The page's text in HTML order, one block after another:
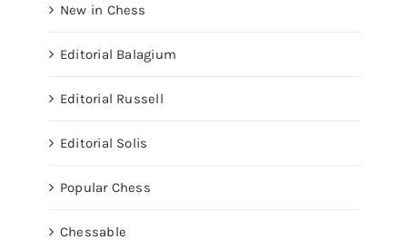
New in Chess
Editorial Balagium
Editorial Russell
Editorial Solis
Popular Chess
Chessable